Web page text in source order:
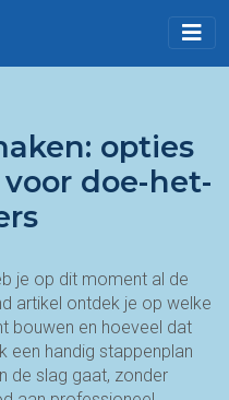
opties
doe-het-
je op dit moment al de
artikel ontdek je op welke
bouwen en hoeveel dat
een handig stappenplan
de slag gaat, zonder